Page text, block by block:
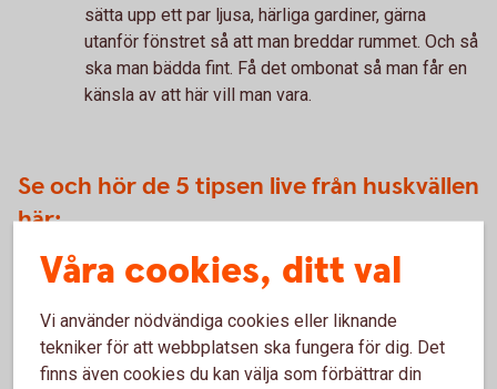
sätta upp ett par ljusa, härliga gardiner, gärna
utanför fönstret så att man breddar rummet. Och så
ska man bädda fint. Få det ombonat så man får en
känsla av att här vill man vara.
Se och hör de 5 tipsen live från huskvällen
här:
För att se detta innehåll behöver du först
godkänna cookies för Funktioner, prestanda
och statistik.
Våra cookies, ditt val
Vi använder nödvändiga cookies eller liknande
tekniker för att webbplatsen ska fungera för dig. Det
finns även cookies du kan välja som förbättrar din